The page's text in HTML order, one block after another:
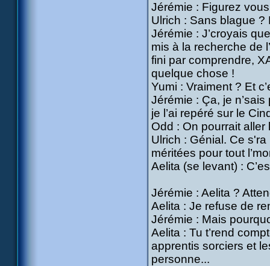
Jérémie : Figurez
Ulrich : Sans blague ?
Jérémie : J’croyais
mis à la recherche de
fini par comprendre,
quelque chose !
Yumi : Vraiment ? Et
Jérémie : Ça, je
je l’ai repéré sur le
Odd : On pourrait
Ulrich : Génial. Ce
méritées pour tout
Aelita (se levant) :
Jérémie : Aelita ?
Aelita : Je refuse de
Jérémie : Mais
Aelita : Tu t’rend
apprentis sorciers et
personne...